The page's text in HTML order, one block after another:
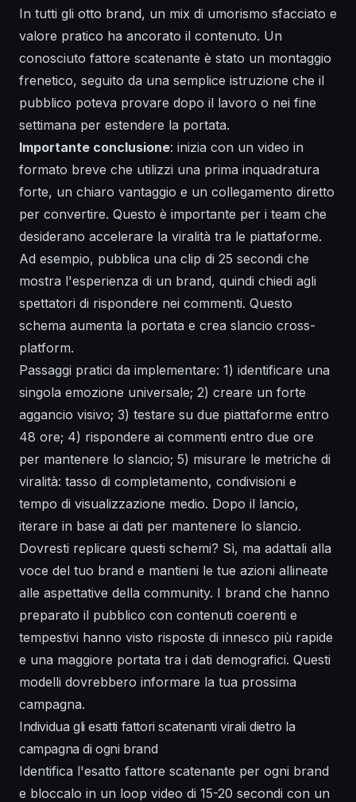
In tutti gli otto brand, un mix di umorismo sfacciato e
valore pratico ha ancorato il contenuto. Un
conosciuto fattore scatenante è stato un montaggio
frenetico, seguito da una semplice istruzione che il
pubblico poteva provare dopo il lavoro o nei fine
settimana per estendere la portata.
Importante conclusione: inizia con un video in
formato breve che utilizzi una prima inquadratura
forte, un chiaro vantaggio e un collegamento diretto
per convertire. Questo è importante per i team che
desiderano accelerare la viralità tra le piattaforme.
Ad esempio, pubblica una clip di 25 secondi che
mostra l'esperienza di un brand, quindi chiedi agli
spettatori di rispondere nei commenti. Questo
schema aumenta la portata e crea slancio cross-
platform.
Passaggi pratici da implementare: 1) identificare una
singola emozione universale; 2) creare un forte
aggancio visivo; 3) testare su due piattaforme entro
48 ore; 4) rispondere ai commenti entro due ore
per mantenere lo slancio; 5) misurare le metriche di
viralità: tasso di completamento, condivisioni e
tempo di visualizzazione medio. Dopo il lancio,
iterare in base ai dati per mantenere lo slancio.
Dovresti replicare questi schemi? Sì, ma adattali alla
voce del tuo brand e mantieni le tue azioni allineate
alle aspettative della community. I brand che hanno
preparato il pubblico con contenuti coerenti e
tempestivi hanno visto risposte di innesco più rapide
e una maggiore portata tra i dati demografici. Questi
modelli dovrebbero informare la tua prossima
campagna.
Individua gli esatti fattori scatenanti virali dietro la
campagna di ogni brand
Identifica l'esatto fattore scatenante per ogni brand
e bloccalo in un loop video di 15-20 secondi con un